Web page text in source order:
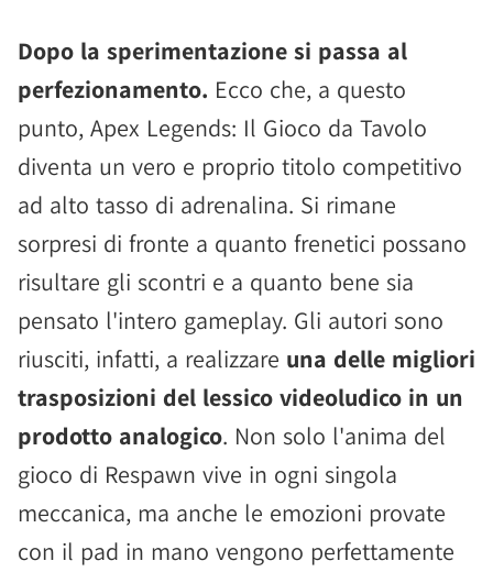
Dopo la sperimentazione si passa al
perfezionamento. Ecco che, a questo
punto, Apex Legends: Il Gioco da Tavolo
diventa un vero e proprio titolo competitivo
ad alto tasso di adrenalina. Si rimane
sorpresi di fronte a quanto frenetici possano
risultare gli scontri e a quanto bene sia
pensato l'intero gameplay. Gli autori sono
riusciti, infatti, a realizzare una delle migliori
trasposizioni del lessico videoludico in un
prodotto analogico. Non solo l'anima del
gioco di Respawn vive in ogni singola
meccanica, ma anche le emozioni provate
con il pad in mano vengono perfettamente